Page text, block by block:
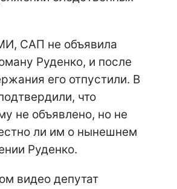
САП не объявила
Руденко, и после
его отпустили. В
что
не объявлено, но не
ли им о нынешнем
Руденко.
видео депутат